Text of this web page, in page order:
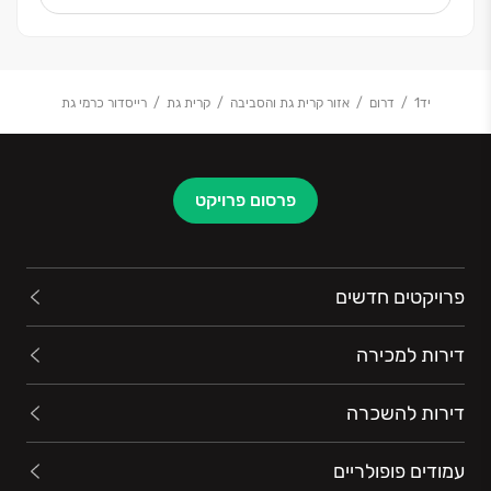
הזמנים, היחס האישי והשירות הפרטני, הפכו את החברה
יד1 דרום אזור קרית גת והסביבה קרית גת רייסדור כרמי גת
פרסום פרויקט
פרויקטים חדשים
דירות למכירה
דירות להשכרה
עמודים פופולריים